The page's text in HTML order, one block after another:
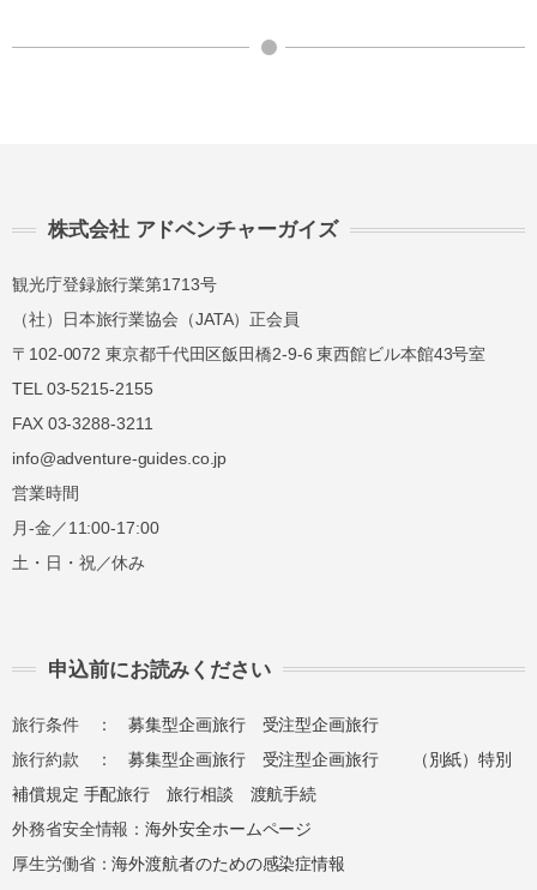
株式会社 アドベンチャーガイズ
観光庁登録旅行業第1713号
（社）日本旅行業協会（JATA）正会員
〒102-0072 東京都千代田区飯田橋2-9-6 東西館ビル本館43号室
TEL 03-5215-2155
FAX 03-3288-3211
info@adventure-guides.co.jp
営業時間
月-金／11:00-17:00
土・日・祝／休み
申込前にお読みください
旅行条件 ：募集型企画旅行
受注型企画旅行
旅行約款 ：募集型企画旅行 受注型企画旅行
（別紙）特別
補償規定 手配旅行 旅行相談
渡航手続
外務省安全情報：海外安全ホームページ
厚生労働省：海外渡航者のための感染症情報